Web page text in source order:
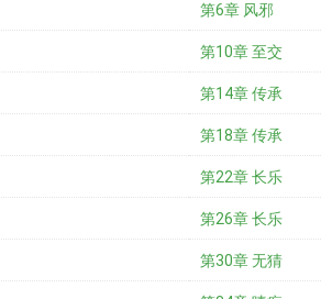
第6章 风邪
第10章 至交
第14章 传承
第18章 传承
第22章 长乐
第26章 长乐
第30章 无猜